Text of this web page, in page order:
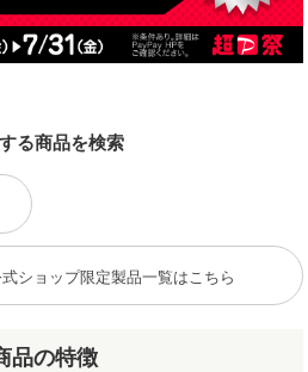
品の特徴
る商品を検索
ショップ限定製品一覧はこちら